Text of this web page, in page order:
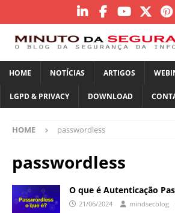
HOME NOTÍCIAS ARTIGOS
LGPD & PRIVACY DOWNLOAD
HOME passwordless
passwordless
O que é Autenticação
21/06/2024 mindsecblog